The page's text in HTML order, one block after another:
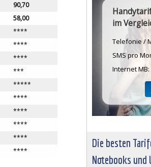
90,70
58,00
****
****
****
***
*****
****
****
****
****
****
im
Telefonie /
SMS pro
Internet MB:
Die besten
Notebooks und